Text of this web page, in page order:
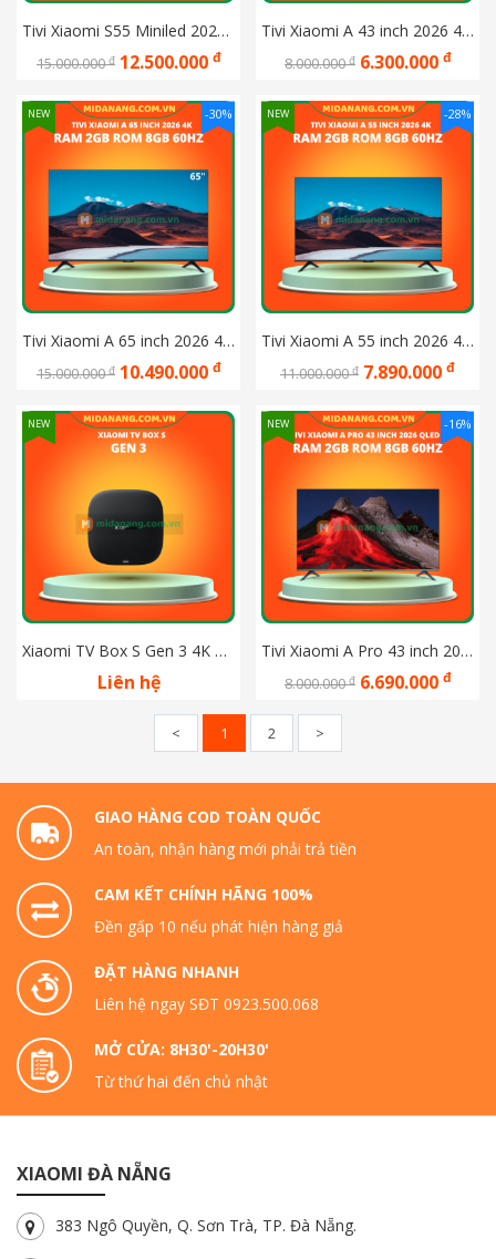
Tivi Xiaomi S55 Miniled 2025 Ram 4GB, Rom 64GB, 144hz, 1700 nits, Chip âm thanh Harman (L55MB-S)
15.000.000đ 12.500.000 đ
Tivi Xiaomi A 43 inch 2026 4K Ram 2GB Rom 8GB 60Hz Bản Quốc Tế (L43MB-SEA)
8.000.000đ 6.300.000 đ
Tivi Xiaomi A 65 inch 2026 4K Ram 2GB Rom 8GB 60Hz Bản Quốc Tế (L65MB-SEA)
15.000.000đ 10.490.000 đ
-30%
NEW
Tivi Xiaomi A 55 inch 2026 4K Ram 2GB Rom 8GB 60Hz Bản Quốc Tế (L55MB-SEA)
11.000.000đ 7.890.000 đ
-28%
NEW
Xiaomi TV Box S Gen 3 4K 2025
Liên hệ
NEW
Tivi Xiaomi A Pro 43 inch 2026 QLED 4K Ram 2GB Rom 8GB 60Hz Bản Quốc Tế
8.000.000đ 6.690.000 đ
-16%
NEW
< 1 2 >
GIAO HÀNG COD TOÀN QUỐC
An toàn, nhận hàng mới phải trả tiền
CAM KẾT CHÍNH HÃNG 100%
Đền gấp 10 nếu phát hiện hàng giả
ĐẶT HÀNG NHANH
Liên hệ ngay SĐT 0923.500.068
MỞ CỬA: 8H30'-20H30'
Từ thứ hai đến chủ nhật
XIAOMI ĐÀ NẴNG
383 Ngô Quyền, Q. Sơn Trà, TP. Đà Nẵng.